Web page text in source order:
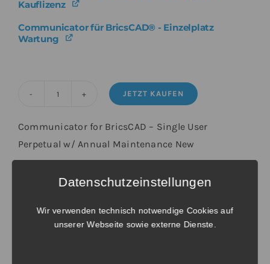
Community
Kauflizenz
Communicator für BricsCAD® - Einzelplatz
Wartung
Communicator
Kauflizenz
Wartung
JETZT KAUFEN
Communicator for BricsCAD – Single User
Perpetual w/ Annual Maintenance New
Datenschutzeinstellungen
Wir verwenden technisch notwendige Cookies auf
unserer Webseite sowie externe Dienste.